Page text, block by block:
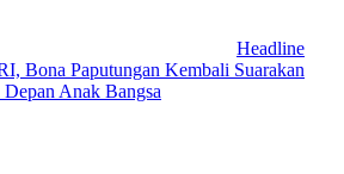
Headline
Bona Paputungan Kembali Suarakan
Anak Bangsa